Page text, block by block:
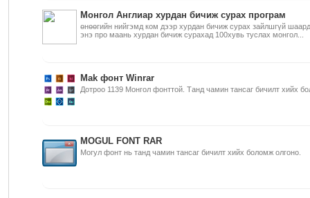
Монгол Англиар хурдан бичиж сурах програм
өнөөгийн нийгэмд ком дээр хурдан бичиж сурах зайлшгүй
энэ про маань хурдан бичиж сурахад 100хувь туслах монгол...
Mak фонт Winrar
Дотроо 1139 Монгол фонттой. Танд чамин тансаг бичилт хийх
MOGUL FONT RAR
Могул фонт нь танд чамин тансаг бичилт хийх боломж олгоно.